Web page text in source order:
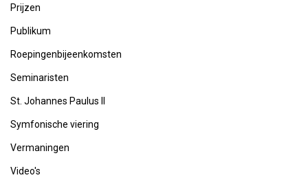
Prijzen
Publikum
Roepingenbijeenkomsten
Seminaristen
St. Johannes Paulus II
Symfonische viering
Vermaningen
Video's